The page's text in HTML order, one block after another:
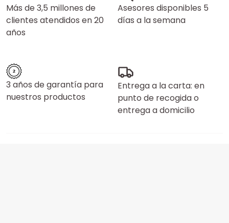
Más de 3,5 millones de
clientes atendidos en 20
años
Asesores disponibles 5
días a la semana
3 años de garantía para
nuestros productos
Entrega a la carta: en
punto de recogida o
entrega a domicilio